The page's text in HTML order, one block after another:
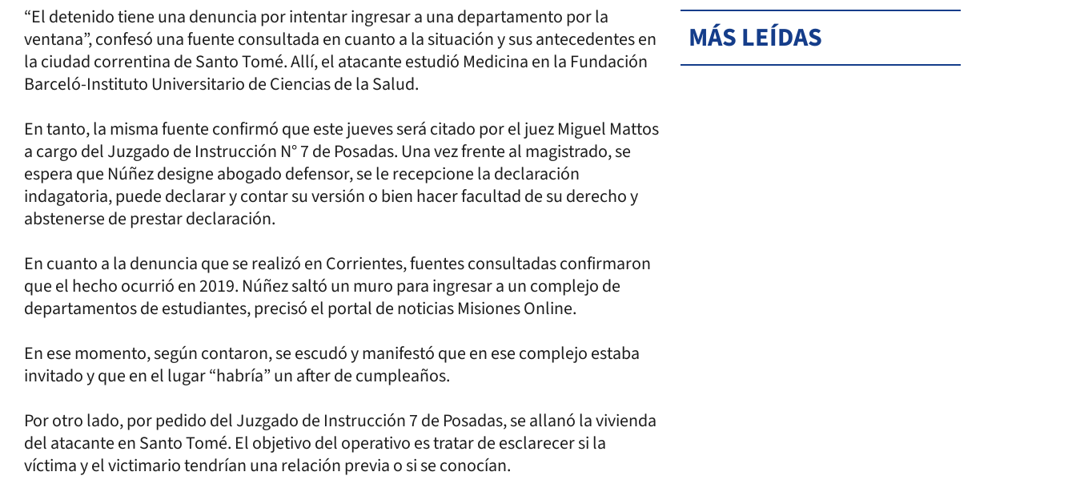
“El detenido tiene una denuncia por intentar ingresar a una departamento por la
ventana”, confesó una fuente consultada en cuanto a la situación y sus antecedentes en
la ciudad correntina de Santo Tomé. Allí, el atacante estudió Medicina en la Fundación
Barceló-Instituto Universitario de Ciencias de la Salud.
En tanto, la misma fuente confirmó que este jueves será citado por el juez Miguel Mattos
a cargo del Juzgado de Instrucción N° 7 de Posadas. Una vez frente al magistrado, se
espera que Núñez designe abogado defensor, se le recepcione la declaración
indagatoria, puede declarar y contar su versión o bien hacer facultad de su derecho y
abstenerse de prestar declaración.
En cuanto a la denuncia que se realizó en Corrientes, fuentes consultadas confirmaron
que el hecho ocurrió en 2019. Núñez saltó un muro para ingresar a un complejo de
departamentos de estudiantes, precisó el portal de noticias Misiones Online.
En ese momento, según contaron, se escudó y manifestó que en ese complejo estaba
invitado y que en el lugar “habría” un after de cumpleaños.
Por otro lado, por pedido del Juzgado de Instrucción 7 de Posadas, se allanó la vivienda
del atacante en Santo Tomé. El objetivo del operativo es tratar de esclarecer si la
víctima y el victimario tendrían una relación previa o si se conocían.
MÁS LEÍDAS